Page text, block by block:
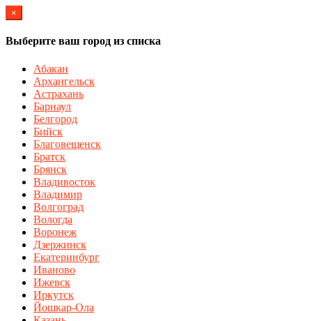
×
Выберите ваш город из списка
Абакан
Архангельск
Астрахань
Барнаул
Белгород
Бийск
Благовещенск
Братск
Брянск
Владивосток
Владимир
Волгоград
Вологда
Воронеж
Дзержинск
Екатеринбург
Иваново
Ижевск
Иркутск
Йошкар-Ола